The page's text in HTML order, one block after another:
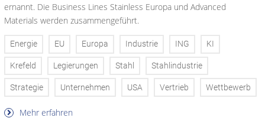
ernannt. Die Business Lines Stainless Europa und Advanced
Materials werden zusammengeführt.
Energie EU Europa Industrie ING KI
Krefeld Legierungen Stahl Stahlindustrie
Strategie Unternehmen USA Vertrieb Wettbewerb
Mehr erfahren